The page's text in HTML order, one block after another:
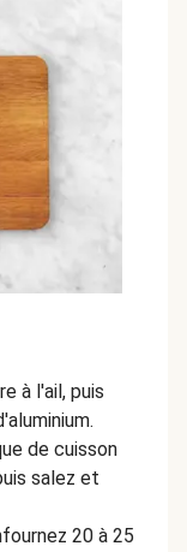
à l'ail, puis
de cuisson
salez et
20 à 25